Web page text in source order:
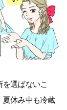
選ばないこ
夏休み中も冷蔵